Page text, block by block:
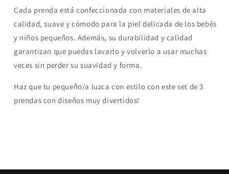
Cada prenda está confeccionada con materiales de alta
calidad, suave y cómodo para la piel delicada de los bebés
y niños pequeños. Además, su durabilidad y calidad
garantizan que puedas lavarlo y volverlo a usar muchas
veces sin perder su suavidad y forma.
Haz que tu pequeño/a luzca con estilo con este set de 3
prendas con diseños muy divertidos!